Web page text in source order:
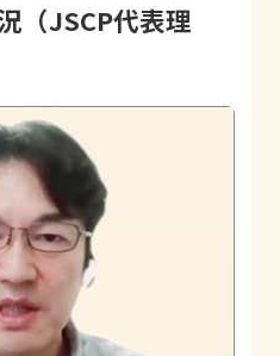
（JSCP代表理